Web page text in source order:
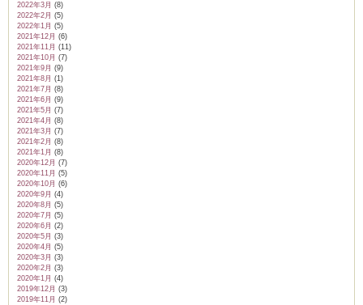
2022年3月 (8)
2022年2月 (5)
2022年1月 (5)
2021年12月 (6)
2021年11月 (11)
2021年10月 (7)
2021年9月 (9)
2021年8月 (1)
2021年7月 (8)
2021年6月 (9)
2021年5月 (7)
2021年4月 (8)
2021年3月 (7)
2021年2月 (8)
2021年1月 (8)
2020年12月 (7)
2020年11月 (5)
2020年10月 (6)
2020年9月 (4)
2020年8月 (5)
2020年7月 (5)
2020年6月 (2)
2020年5月 (3)
2020年4月 (5)
2020年3月 (3)
2020年2月 (3)
2020年1月 (4)
2019年12月 (3)
2019年11月 (2)